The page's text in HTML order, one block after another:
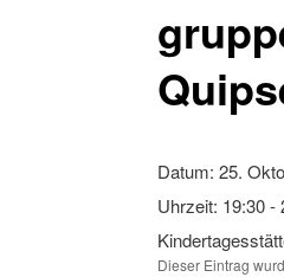
Datum: 25.
Uhrzeit: 19:30 -
Dieser Eintrag